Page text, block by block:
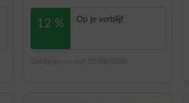
12 % Op je verblijf